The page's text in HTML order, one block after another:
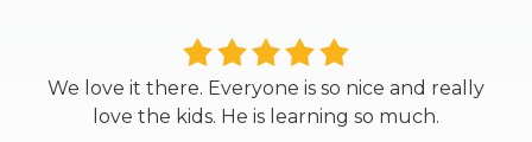
We love it there. Everyone is so nice and really
love the kids. He is learning so much.